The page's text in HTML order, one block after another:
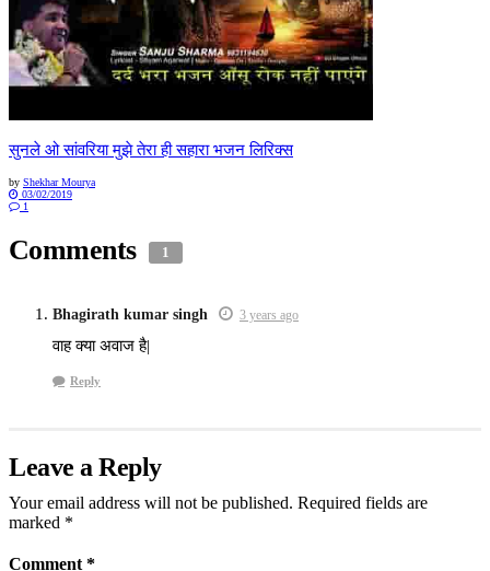
सुनले ओ सांवरिया मुझे तेरा ही सहारा भजन लिरिक्स
by Shekhar Mourya
03/02/2019
1
Comments 1
Bhagirath kumar singh 3 years ago
वाह क्या अवाज है|
Reply
Leave a Reply
Your email address will not be published. Required fields are
marked *
Comment *